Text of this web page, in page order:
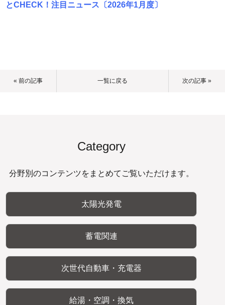
とCHECK！注目ニュース〔2026年1月度〕
« 前の記事 一覧に戻る 次の記事 »
Category
分野別のコンテンツをまとめてご覧いただけます。
太陽光発電
蓄電関連
次世代自動車・充電器
給湯・空調・換気